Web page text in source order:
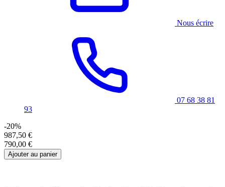
Nous écrire
07 68 38 81
93
-20%
987,50 €
790,00 €
Ajouter au panier